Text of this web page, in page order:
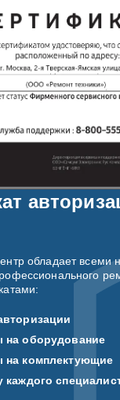
обладает всеми
на оборудование
на комплектующие
каждого